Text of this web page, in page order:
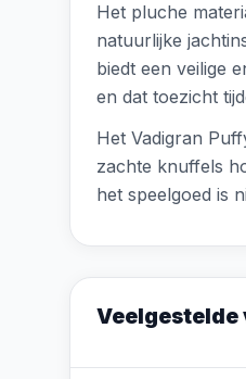
Het pluche
natuurlijke
biedt een veilige
en dat toezicht
Het Vadigran
zachte knuffels
het speelgoed is
Veelgestelde